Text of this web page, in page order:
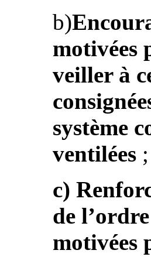
b)
motivées
veiller à
système
ventilées ;
c)
de
motivées